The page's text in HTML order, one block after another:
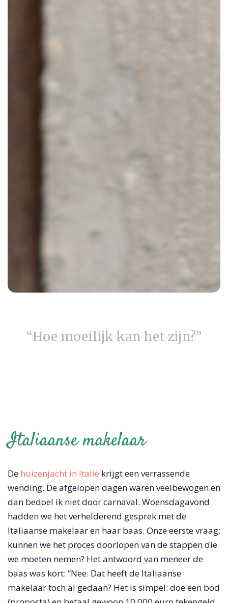
“Hoe moeilijk kan het zijn?”
Italiaanse makelaar
De huizenjacht in Italië krijgt een verrassende
wending. De afgelopen dagen waren veelbewogen en
dan bedoel ik niet door carnaval. Woensdagavond
hadden we het verhelderend gesprek met de
Italiaanse makelaar en haar baas. Onze eerste vraag:
kunnen we het proces doorlopen van de stappen die
we moeten nemen? Het antwoord van meneer de
baas was kort: “Nee. Dat heeft de Italiaanse
makelaar toch al gedaan? Het is simpel: doe een bod